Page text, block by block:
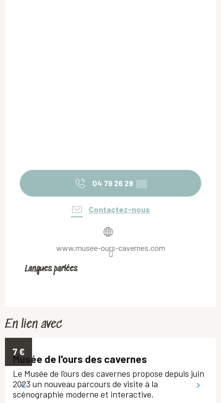
04 79 26 29 ▒▒
Contactez-nous
www.musee-ours-cavernes.com
Langues parlées
Langues parlées
En lien avec
7€
Musée de l'ours des cavernes
Le Musée de l’ours des cavernes propose depuis juin
2023 un nouveau parcours de visite à la
scénographie moderne et interactive.